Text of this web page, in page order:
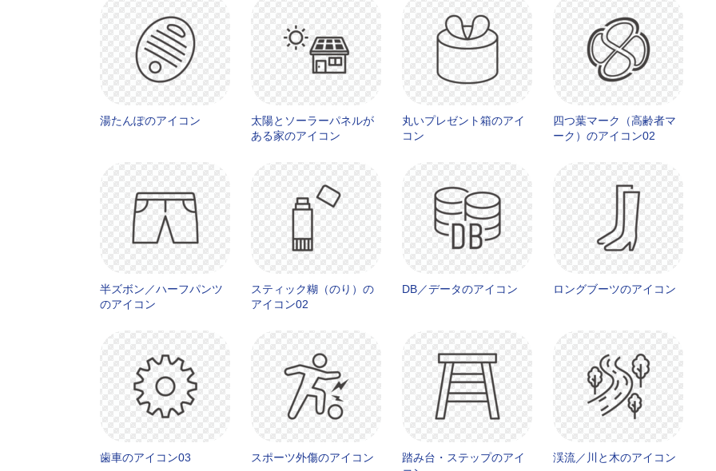
湯たんぽのアイコン
太陽とソーラーパネルが
ある家のアイコン
丸いプレゼント箱のアイ
コン
四つ葉マーク（高齢者マ
ーク）のアイコン02
半ズボン／ハーフパンツ
のアイコン
スティック糊（のり）の
アイコン02
DB／データのアイコン ロングブーツのアイコン
歯車のアイコン03 スポーツ外傷のアイコン
踏み台・ステップのアイ
渓流／川と木のアイコン